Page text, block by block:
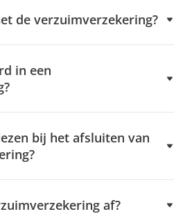
de verzuimverzekering?
in een
bij het afsluiten van
af?